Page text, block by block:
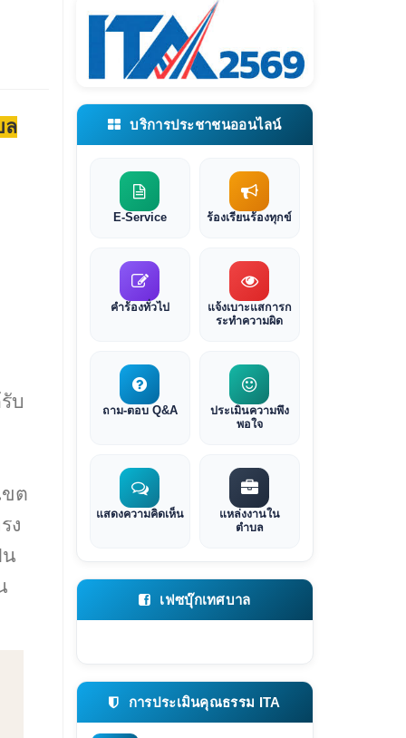
ล
บ
ต
ง
บริการประชาชนออนไลน์
E-Service ร้องเรียนร้องทุกข์
คำร้องทั่วไป
แจ้งเบาะแสการก
ระทำความผิด
ถาม-ตอบ Q&A
ประเมินความพึง
พอใจ
แสดงความคิดเห็น
แหล่งงานใน
ตำบล
เฟซบุ๊กเทศบาล
การประเมินคุณธรรม ITA